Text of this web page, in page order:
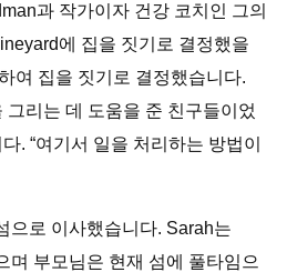
과 작가이자 건강 코치인 그의
에 집을 짓기로 결정했을
여 집을 짓기로 결정했습니다.
그리는 데 도움을 준 친구들이었
. “여기서 일을 처리하는 방법이
으로 이사했습니다. Sarah는
며 부모님은 현재 섬에 풀타임으